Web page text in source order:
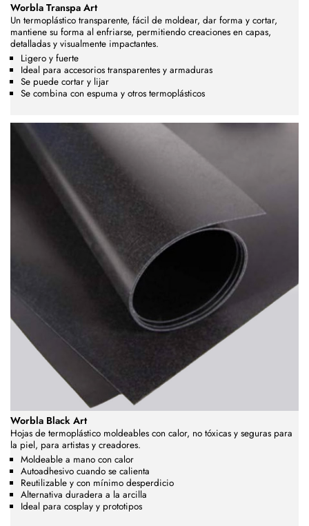
Worbla Transpa Art
Un termoplástico transparente, fácil de moldear, dar forma y cortar,
mantiene su forma al enfriarse, permitiendo creaciones en capas,
detalladas y visualmente impactantes.
Ligero y fuerte
Ideal para accesorios transparentes y armaduras
Se puede cortar y lijar
Se combina con espuma y otros termoplásticos
Worbla Black Art
Hojas de termoplástico moldeables con calor, no tóxicas y seguras para
la piel, para artistas y creadores.
Moldeable a mano con calor
Autoadhesivo cuando se calienta
Reutilizable y con mínimo desperdicio
Alternativa duradera a la arcilla
Ideal para cosplay y prototipos